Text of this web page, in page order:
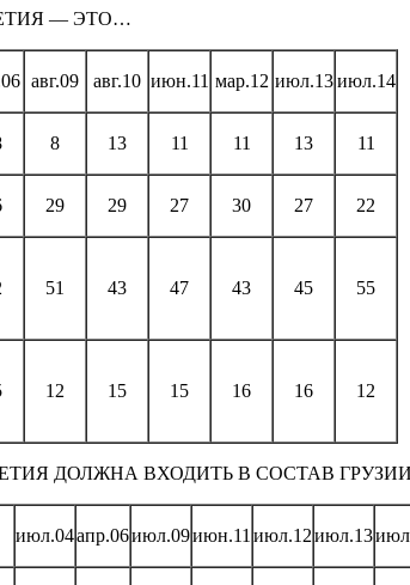
— ЭТО…
авг.09 авг.10 июн.11 мар.12 июл.13 июл.14
8 13 11 11 13 11
29 29 27 30 27 22
51 43 47 43 45 55
12 15 15 16 16 12
ДОЛЖНА ВХОДИТЬ В СОСТАВ
июл.04апр.06июл.09июн.11 июл.12июл.13